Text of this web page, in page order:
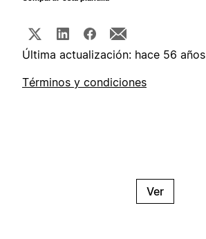
Última actualización: hace 56 años
Términos y condiciones
Ver